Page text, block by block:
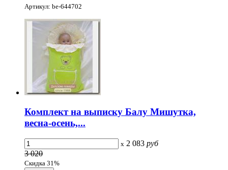
Артикул: be-644702
Комплект на выписку Балу Мишутка,
весна-осень,...
x 2 083 руб
3 020
Скидка 31%